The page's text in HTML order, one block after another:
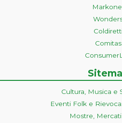
Comitas
Cultura, Musica e
Eventi Folk e
Mostre,